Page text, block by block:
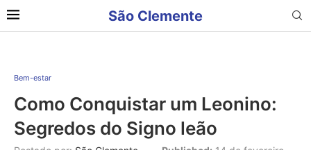
São Clemente
Bem-estar
Como Conquistar um Leonino:
Segredos do Signo leão